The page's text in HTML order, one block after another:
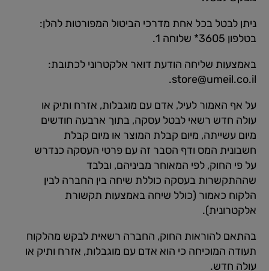
ניתן לבטל בכל אחת מדרכי הביטול המפורטות להלן:
בטלפון 3605* שלוחה 1.
באמצעות שליחה הודעת דואר אלקטרוני לכתובת:
store@umeil.co.il
.
על אף האמור לעיל, אדם עם מוגבלות, אזרח ותיק או
עולה חדש רשאי לבטל עסקה, בתוך ארבעה חודשים
מיום עשייתה, מיום קבלת המוצר או מיום קבלת
חשבונית המס ודף הסבר זה עם פרטי העסקה כנדרש
על פי החוק, לפי המאוחר מביניהם, ובלבד
שההתקשרות בעסקה כוללת שיחה בין החברה לבין
הלקוח כאמור (כולל שיחה באמצעות תקשורת
אלקטרונית).
בהתאם להוראות החוק, החברה רשאית לבקש מהלקוח
תעודה המוכיחה כי הוא אדם עם מוגבלות, אזרח ותיק או
עולה חדש.